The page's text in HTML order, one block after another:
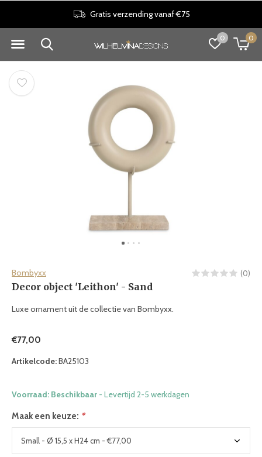
0 0
Gratis verzending vanaf €75
Bombyxx (0)
Decor object 'Leithon' - Sand
Luxe ornament uit de collectie van Bombyxx.
€77,00
Artikelcode:BA25103
Voorraad: Beschikbaar - Levertijd 2-5 werkdagen
Maak een keuze: *